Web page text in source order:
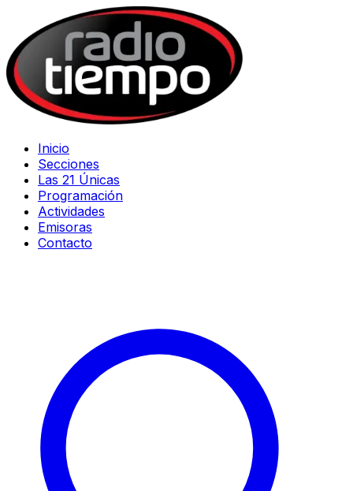
Inicio
Secciones
Las 21 Únicas
Programación
Actividades
Emisoras
Contacto